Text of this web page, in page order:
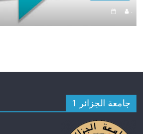
.
جامعة الجزائر 1